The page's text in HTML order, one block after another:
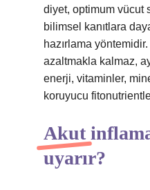
diyet, optimum vücut
bilimsel kanıtlara
hazırlama
azaltmakla kalmaz,
enerji, vitaminler,
koruyucu
Akut
uyarır?